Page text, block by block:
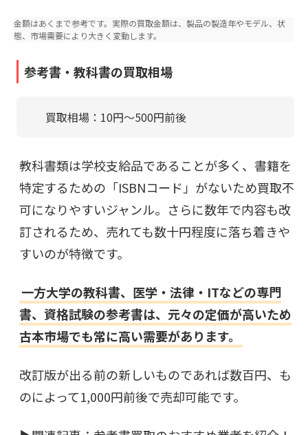
金額はあくまで参考です。実際の買取金額は、製品の製造年やモデル、状
態、市場需要により大きく変動します。
参考書・教科書の買取相場
買取相場：10円〜500円前後
教科書類は学校支給品であることが多く、書籍を
特定するための「ISBNコード」がないため買取不
可になりやすいジャンル。さらに数年で内容も改
訂されるため、売れても数十円程度に落ち着きや
すいのが特徴です。
一方大学の教科書、医学・法律・ITなどの専門
書、資格試験の参考書は、元々の定価が高いため
古本市場でも常に高い需要があります。
改訂版が出る前の新しいものであれば数百円、も
のによって1,000円前後で売却可能です。